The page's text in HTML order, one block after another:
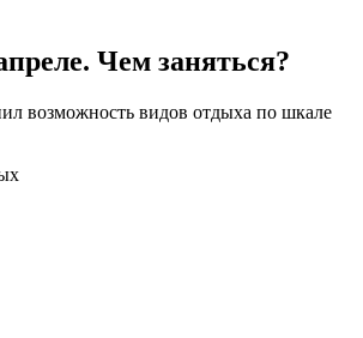
Чем заняться?
возможность видов отдыха по шкале